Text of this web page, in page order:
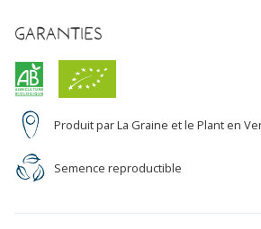
Garanties
Produit par La Graine et le Plant en
Semence reproductible